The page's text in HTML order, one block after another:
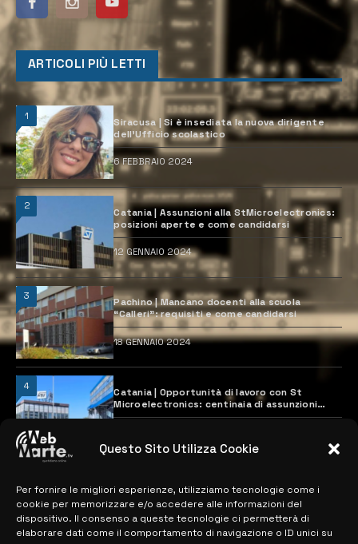
Questo Sito Utilizza Cookie
Per fornire le migliori esperienze, utilizziamo tecnologie come i
cookie per memorizzare e/o accedere alle informazioni del
dispositivo. Il consenso a queste tecnologie ci permetterà di
elaborare dati come il comportamento di navigazione o ID unici su
ARTICOLI PIÙ LETTI
1
Siracusa | Si è insediata la nuova dirigente
dell’Ufficio scolastico
6 FEBBRAIO 2024
2
Catania | Assunzioni alla StMicroelectronics:
posizioni aperte e come candidarsi
12 GENNAIO 2024
3
Pachino | Mancano docenti alla scuola
“Calleri”: requisiti e come candidarsi
18 GENNAIO 2024
4
Catania | Opportunità di lavoro con St
Microelectronics: centinaia di assunzioni
previste
MAPPA DEL SITO
> NOTIZIE